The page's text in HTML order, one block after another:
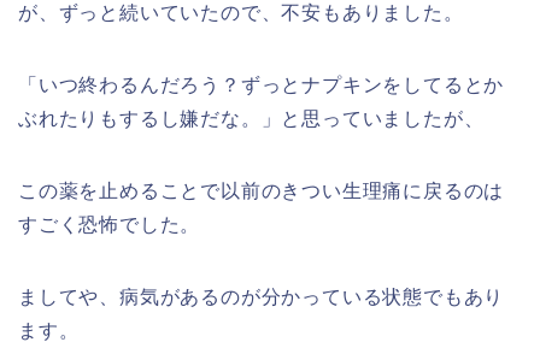
が、ずっと続いていたので、不安もありました。
「いつ終わるんだろう？ずっとナプキンをしてるとか
ぶれたりもするし嫌だな。」と思っていましたが、
この薬を止めることで以前のきつい生理痛に戻るのは
すごく恐怖でした。
ましてや、病気があるのが分かっている状態でもあり
ます。